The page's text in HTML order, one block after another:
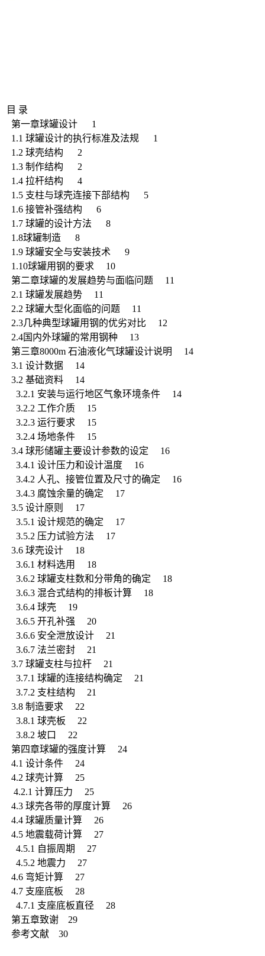
目 录
第一章球罐设计 1
1.1 球罐设计的执行标准及法规 1
1.2 球壳结构 2
1.3 制作结构 2
1.4 拉杆结构 4
1.5 支柱与球壳连接下部结构 5
1.6 接管补强结构 6
1.7 球罐的设计方法 8
1.8球罐制造 8
1.9 球罐安全与安装技术 9
1.10球罐用钢的要求 10
第二章球罐的发展趋势与面临问题 11
2.1 球罐发展趋势 11
2.2 球罐大型化面临的问题 11
2.3几种典型球罐用钢的优劣对比 12
2.4国内外球罐的常用钢种 13
第三章8000m 石油液化气球罐设计说明 14
3.1 设计数据 14
3.2 基础资料 14
3.2.1 安装与运行地区气象环境条件 14
3.2.2 工作介质 15
3.2.3 运行要求 15
3.2.4 场地条件 15
3.4 球形储罐主要设计参数的设定 16
3.4.1 设计压力和设计温度 16
3.4.2 人孔、接管位置及尺寸的确定 16
3.4.3 腐蚀余量的确定 17
3.5 设计原则 17
3.5.1 设计规范的确定 17
3.5.2 压力试验方法 17
3.6 球壳设计 18
3.6.1 材料选用 18
3.6.2 球罐支柱数和分带角的确定 18
3.6.3 混合式结构的排板计算 18
3.6.4 球壳 19
3.6.5 开孔补强 20
3.6.6 安全泄放设计 21
3.6.7 法兰密封 21
3.7 球罐支柱与拉杆 21
3.7.1 球罐的连接结构确定 21
3.7.2 支柱结构 21
3.8 制造要求 22
3.8.1 球壳板 22
3.8.2 坡口 22
第四章球罐的强度计算 24
4.1 设计条件 24
4.2 球壳计算 25
4.2.1 计算压力 25
4.3 球壳各带的厚度计算 26
4.4 球罐质量计算 26
4.5 地震载荷计算 27
4.5.1 自振周期 27
4.5.2 地震力 27
4.6 弯矩计算 27
4.7 支座底板 28
4.7.1 支座底板直径 28
第五章致谢 29
参考文献 30